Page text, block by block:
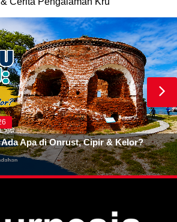
Apa di Onrust, Cipir & Kelor?